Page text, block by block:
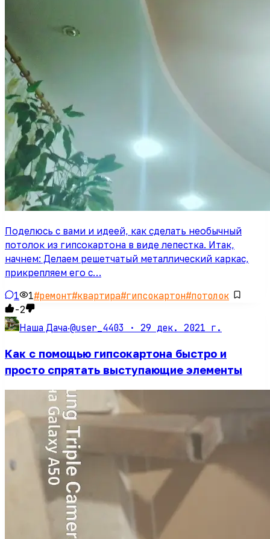
Поделюсь с вами и идеей, как сделать необычный
потолок из гипсокартона в виде лепестка. Итак,
начнем: Делаем решетчатый металлический каркас,
прикрепляем его с…
1 1#ремонт#квартира#гипсокартон#потолок
-2
Наша Дача·@user_4403 · 29 дек. 2021 г.
Как с помощью гипсокартона быстро и
просто спрятать выступающие элементы